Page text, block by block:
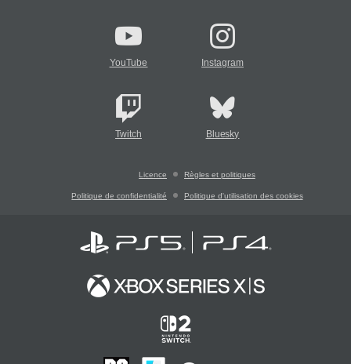
YouTube Instagram
Twitch Bluesky
Licence Règles et politiques
Politique de confidentialité Politique d'utilisation des cookies